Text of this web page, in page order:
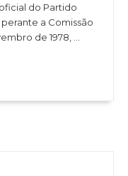
do Partido
a Comissão
de 1978, ...